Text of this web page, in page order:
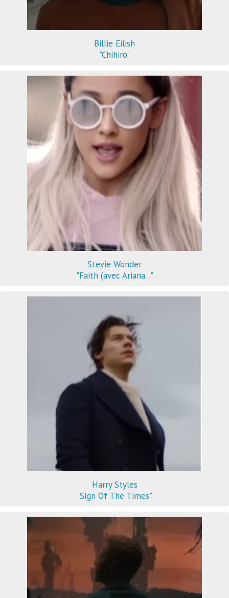
Billie Eilish
"Chihiro"
Stevie Wonder
"Faith (avec Ariana..."
Harry Styles
"Sign Of The Times"